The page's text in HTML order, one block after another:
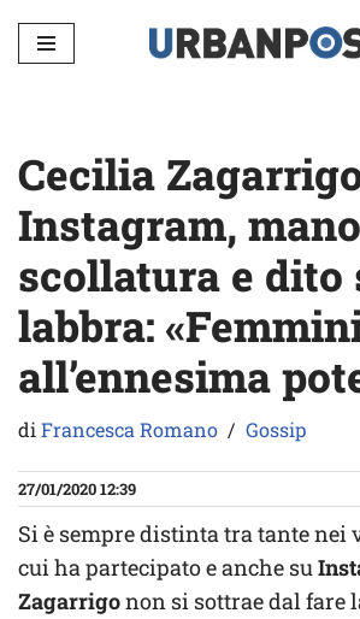
Vai
Cecilia
Instagram,
scollatura e dito
labbra:
all’ennesima
diFrancesca Romano Gossip
27/01/2020 12:39
Si è sempre distinta tra tante
cui ha partecipato e anche su
Zagarrigonon si sottrae dal fare